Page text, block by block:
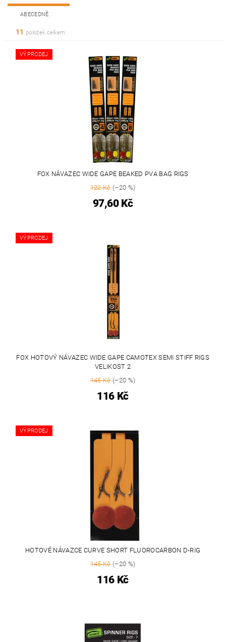
ABECEDNĚ
11 položek celkem
VÝPRODEJ
FOX NÁVAZEC WIDE GAPE BEAKED PVA BAG RIGS
122 Kč(–20 %)
97,60 Kč
VÝPRODEJ
FOX HOTOVÝ NÁVAZEC WIDE GAPE CAMOTEX SEMI STIFF RIGS
VELIKOST 2
145 Kč(–20 %)
116 Kč
VÝPRODEJ
HOTOVÉ NÁVAZCE CURVE SHORT FLUOROCARBON D-RIG
145 Kč(–20 %)
116 Kč